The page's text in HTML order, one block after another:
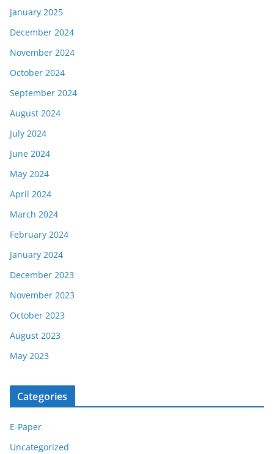
January 2025
December 2024
November 2024
October 2024
September 2024
August 2024
July 2024
June 2024
May 2024
April 2024
March 2024
February 2024
January 2024
December 2023
November 2023
October 2023
August 2023
May 2023
Categories
E-Paper
Uncategorized